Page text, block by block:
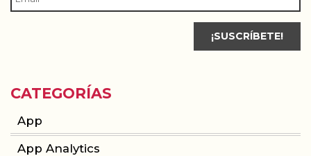
CATEGORÍAS
App
App Analytics